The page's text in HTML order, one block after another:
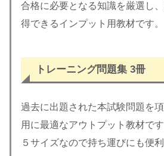
合格に必要となる知識を厳選し
得できるインプット用教材です。
トレーニング問題集 3冊
過去に出題された本試験問題を
用に最適なアウトプット教材で
５サイズなので持ち運びにも便利